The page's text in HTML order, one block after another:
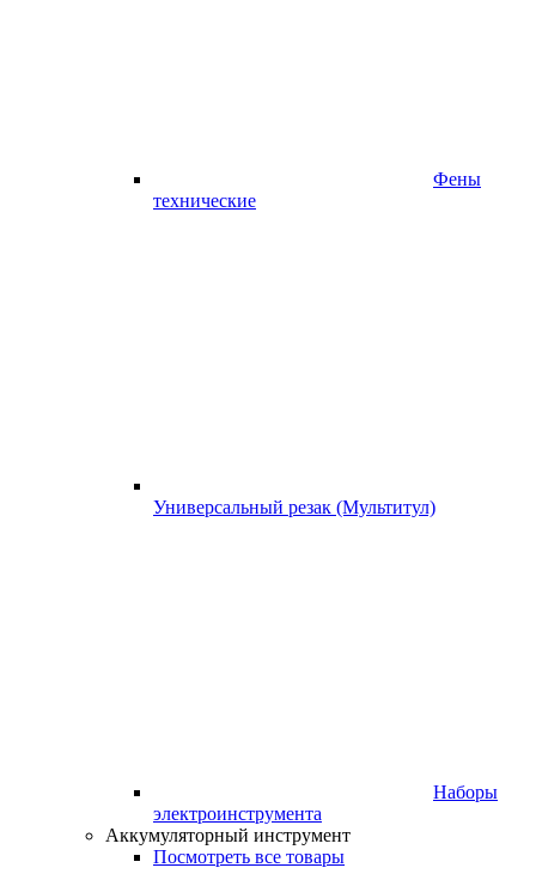
Фены
технические
Универсальный резак (Мультитул)
Наборы
электроинструмента
Аккумуляторный инструмент
Посмотреть все товары